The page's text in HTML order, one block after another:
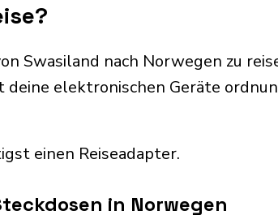
Swasiland nach Norwegen zu
deine elektronischen Geräte
einen Reiseadapter.
in Norwegen